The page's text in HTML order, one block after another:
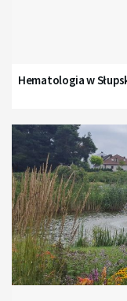
Hematologia w